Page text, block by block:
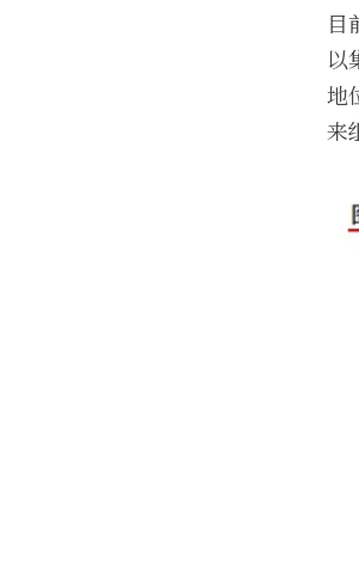
目
以
地
来